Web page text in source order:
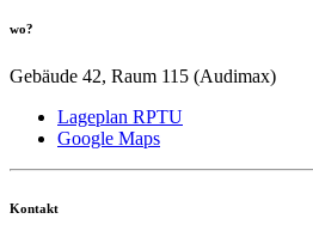
wo?
Gebäude 42, Raum 115 (Audimax)
Lageplan RPTU
Google Maps
Kontakt